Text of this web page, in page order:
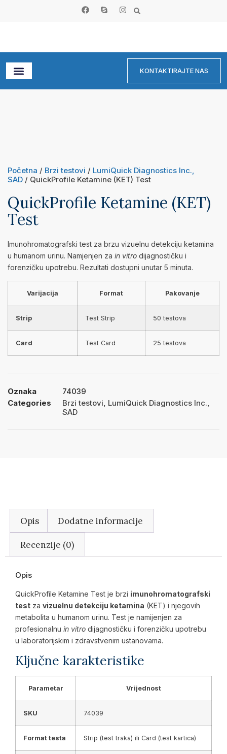
KONTAKTIRAJTE NAS
Početna / Brzi testovi / LumiQuick Diagnostics Inc.,
SAD / QuickProfile Ketamine (KET) Test
QuickProfile Ketamine (KET)
Test
Imunohromatografski test za brzu vizuelnu detekciju ketamina
u humanom urinu. Namjenjen za in vitro dijagnostičku i
forenzičku upotrebu. Rezultati dostupni unutar 5 minuta.
Varijacija Format Pakovanje
Strip Test Strip 50 testova
Card Test Card 25 testova
Oznaka
74039
Categories
Brzi testovi, LumiQuick Diagnostics Inc.,
SAD
Opis Dodatne informacije
Recenzije (0)
Opis
QuickProfile Ketamine Test je brzi imunohromatografski
test za vizuelnu detekciju ketamina (KET) i njegovih
metabolita u humanom urinu. Test je namijenjen za
profesionalnu in vitro dijagnostičku i forenzičku upotrebu
u laboratorijskim i zdravstvenim ustanovama.
Ključne karakteristike
Parametar Vrijednost
SKU 74039
Format testa Strip (test traka) ili Card (test kartica)